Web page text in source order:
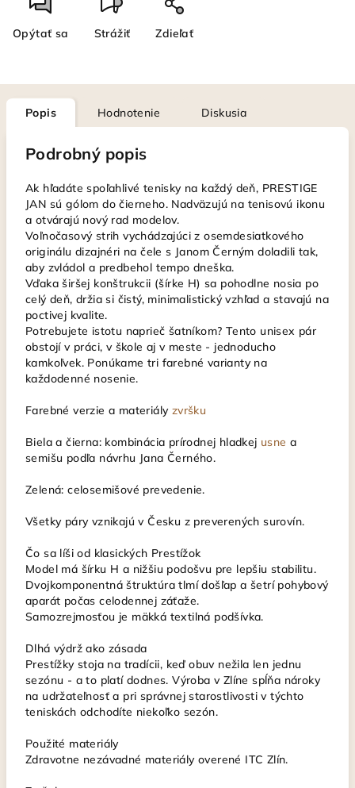
Opýtať sa Strážiť Zdieľať
Popis Hodnotenie Diskusia
Podrobný popis
Ak hľadáte spoľahlivé tenisky na každý deň, PRESTIGE
JAN sú gólom do čierneho. Nadväzujú na tenisovú ikonu
a otvárajú nový rad modelov.
Voľnočasový strih vychádzajúci z osemdesiatkového
originálu dizajnéri na čele s Janom Černým doladili tak,
aby zvládol a predbehol tempo dneška.
Vďaka širšej konštrukcii (šírke H) sa pohodlne nosia po
celý deň, držia si čistý, minimalistický vzhľad a stavajú na
poctivej kvalite.
Potrebujete istotu naprieč šatníkom? Tento unisex pár
obstojí v práci, v škole aj v meste - jednoducho
kamkoľvek. Ponúkame tri farebné varianty na
každodenné nosenie.
Farebné verzie a materiály zvršku
Biela a čierna: kombinácia prírodnej hladkej usne a
semišu podľa návrhu Jana Černého.
Zelená: celosemišové prevedenie.
Všetky páry vznikajú v Česku z preverených surovín.
Čo sa líši od klasických Prestížok
Model má šírku H a nižšiu podošvu pre lepšiu stabilitu.
Dvojkomponentná štruktúra tlmí došľap a šetrí pohybový
aparát počas celodennej záťaže.
Samozrejmosťou je mäkká textilná podšívka.
Dlhá výdrž ako zásada
Prestížky stoja na tradícii, keď obuv nežila len jednu
sezónu - a to platí dodnes. Výroba v Zlíne spĺňa nároky
na udržateľnosť a pri správnej starostlivosti v týchto
teniskách odchodíte niekoľko sezón.
Použité materiály
Zdravotne nezávadné materiály overené ITC Zlín.